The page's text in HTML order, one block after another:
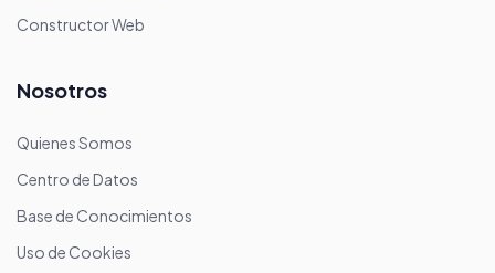
Constructor Web
Nosotros
Quienes Somos
Centro de Datos
Base de Conocimientos
Uso de Cookies